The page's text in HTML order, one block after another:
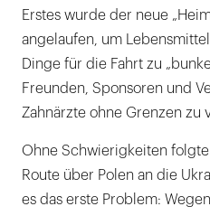
Erstes wurde der neue
angelaufen, um
Dinge für die Fahrt zu
Freunden, Sponsoren und
Zahnärzte ohne Grenzen zu
Ohne Schwierigkeiten
Route über Polen an die
es das erste Problem: